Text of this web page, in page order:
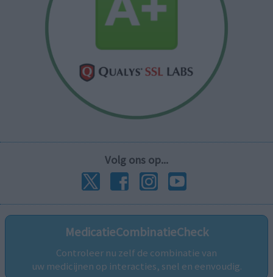
Volg ons op...
MedicatieCombinatieCheck
Controleer nu zelf de combinatie van
uw medicijnen op interacties, snel en eenvoudig.